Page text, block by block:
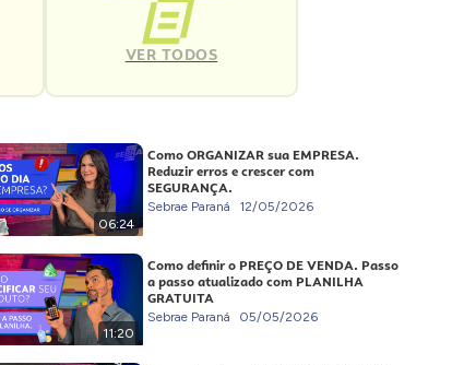
VER TODOS
06:24
Como ORGANIZAR sua EMPRESA.
Reduzir erros e crescer com
SEGURANÇA.
Sebrae Paraná 12/05/2026
11:20
Como definir o PREÇO DE VENDA. Passo
a passo atualizado com PLANILHA
GRATUITA
Sebrae Paraná 05/05/2026